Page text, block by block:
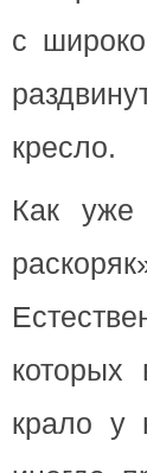
с
кресло.
Как
которых
крало у